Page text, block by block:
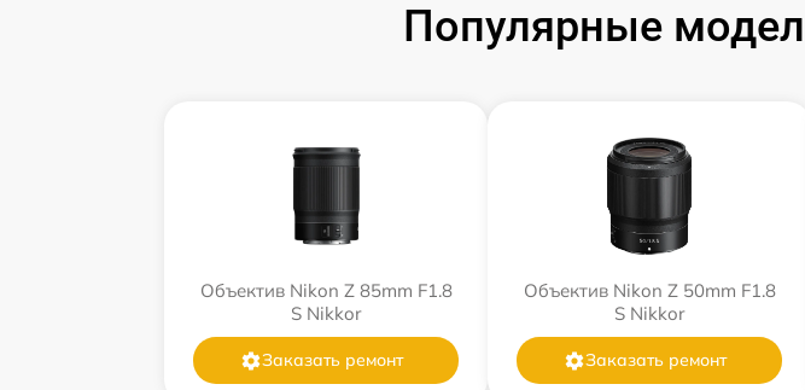
Популярные
Объектив Nikon Z 85mm F1.8
S Nikkor
Заказать ремонт
Объектив Nikon Z 50mm F1.8
S Nikkor
Заказать ремонт